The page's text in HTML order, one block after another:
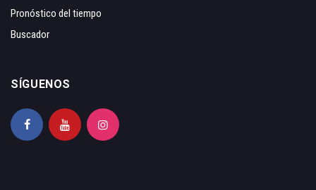
Pronóstico del tiempo
Buscador
SÍGUENOS